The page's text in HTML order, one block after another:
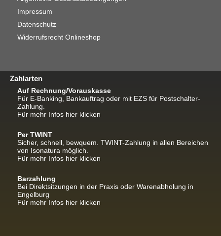
Impressum
Datenschutz
Widerrufsrecht Onlineshop
Zahlarten
Auf Rechnung/Vorauskasse
Für E-Banking, Bankauftrag oder mit EZS für Postschalter-
Zahlung.
Für mehr Infos hier klicken
Per TWINT
Sicher, schnell, bewquem. TWINT-Zahlung in allen Bereichen
von Isonatura möglich.
Für mehr Infos hier klicken
Barzahlung
Bei Direktsitzungen in der Praxis oder Warenabholung in
Engelburg
Für mehr Infos hier klicken